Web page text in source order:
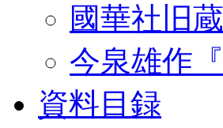
國華社旧
今泉雄作
資料目録